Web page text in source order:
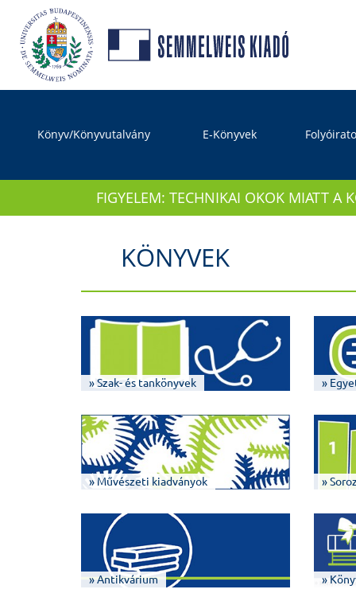
Könyv/Könyvutalvány E-Könyvek
FIGYELEM: TECHNIKAI OKOK MIATT A
KÖNYVEK
» Szak- és tankönyvek »
» Művészeti kiadványok »
» Antikvárium »